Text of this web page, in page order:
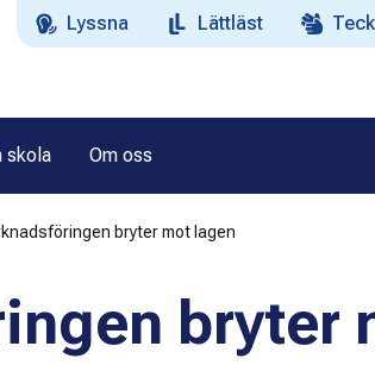
Lyssna Lättläst
skola Om oss
bryter mot lagen
bryter